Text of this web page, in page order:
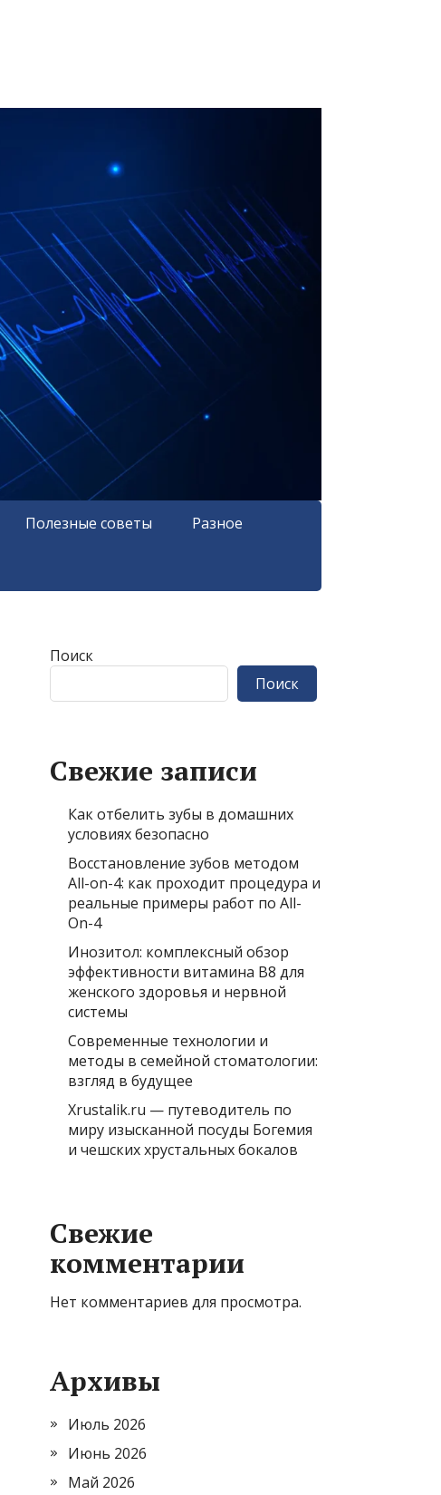
Полезные советы Разное
Поиск
Поиск
Свежие записи
Как отбелить зубы в домашних
условиях безопасно
Восстановление зубов методом
All-on-4: как проходит процедура и
реальные примеры работ по All-
On-4
Инозитол: комплексный обзор
эффективности витамина B8 для
женского здоровья и нервной
системы
Современные технологии и
методы в семейной стоматологии:
взгляд в будущее
Xrustalik.ru — путеводитель по
миру изысканной посуды Богемия
и чешских хрустальных бокалов
Свежие
комментарии
Нет комментариев для просмотра.
Архивы
Июль 2026
Июнь 2026
Май 2026